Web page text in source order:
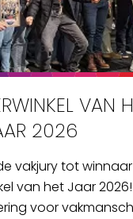
VAN
2026
vakjury tot
van het Jaar
voor